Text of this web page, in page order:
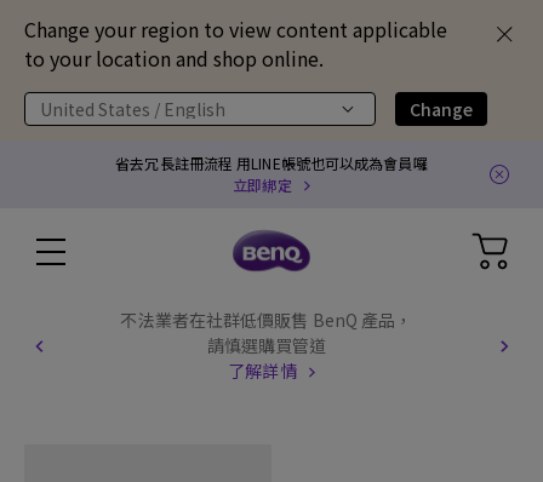
Change your region to view content applicable
to your location and shop online.
United States / English Change
省去冗長註冊流程 用LINE帳號也可以成為會員囉
立即綁定
不法業者在社群低價販售 BenQ 產品，
請慎選購買管道
了解詳情